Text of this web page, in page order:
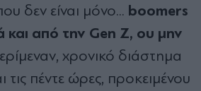
δεν είναι μόνο... boomers
και από την Gen Z, ου μην
χρονικό διάστημα
πέντε ώρες, προκειμένου